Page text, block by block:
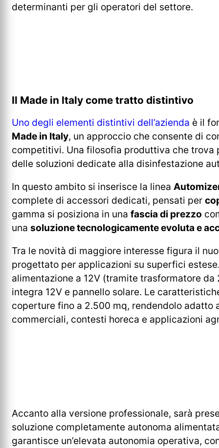
determinanti per gli operatori del settore.
Il Made in Italy come tratto distintivo
Uno degli elementi distintivi dell’azienda è il
Made in Italy, un approccio che consente di
competitivi. Una filosofia produttiva che trova
delle soluzioni dedicate alla disinfestazione
In questo ambito si inserisce la linea
complete di accessori dedicati, pensati per
gamma si posiziona in una fascia di prezzo
una soluzione tecnologicamente evoluta e
Tra le novità di maggiore interesse figura il
progettato per applicazioni su superfici
alimentazione a 12V (tramite trasformatore
integra 12V e pannello solare. Le
coperture fino a 2.500 mq, rendendolo adatto
commerciali, contesti horeca e applicazioni
Accanto alla versione professionale, sarà
soluzione completamente autonoma
garantisce un’elevata autonomia operativa,